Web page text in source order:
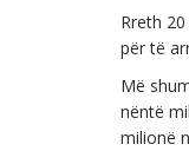
Rreth
për të
Më
nëntë
milionë